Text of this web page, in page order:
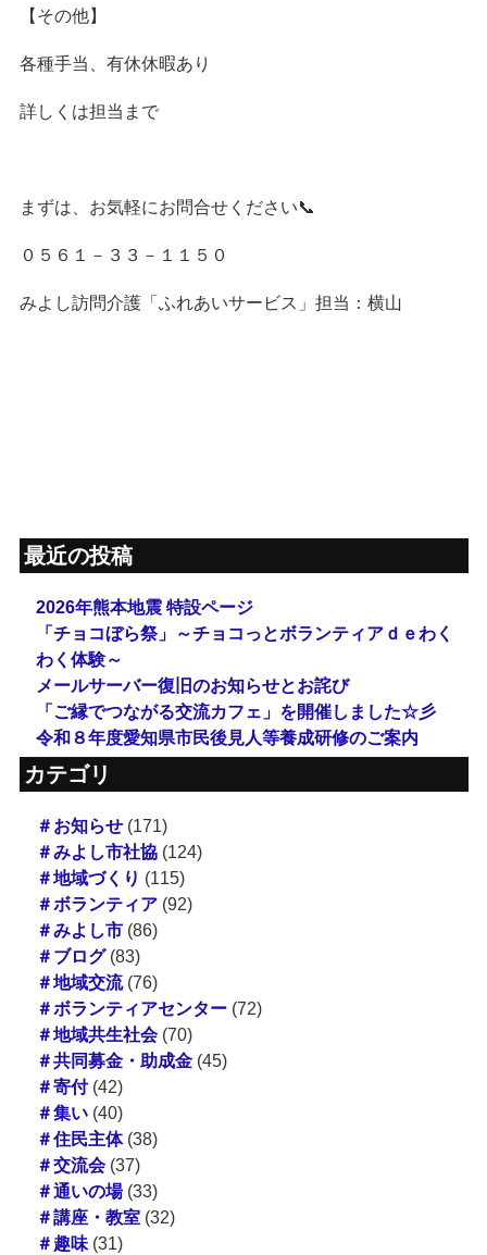
【その他】
各種手当、有休休暇あり
詳しくは担当まで
まずは、お気軽にお問合せください📞
０５６１－３３－１１５０
みよし訪問介護「ふれあいサービス」担当：横山
最近の投稿
2026年熊本地震 特設ページ
「チョコぼら祭」～チョコっとボランティアｄｅわく
わく体験～
メールサーバー復旧のお知らせとお詫び
「ご縁でつながる交流カフェ」を開催しました☆彡
令和８年度愛知県市民後見人等養成研修のご案内
カテゴリ
＃お知らせ(171)
＃みよし市社協(124)
＃地域づくり (115)
＃ボランティア(92)
＃みよし市(86)
＃ブログ(83)
＃地域交流(76)
＃ボランティアセンター(72)
＃地域共生社会(70)
＃共同募金・助成金(45)
＃寄付(42)
＃集い(40)
＃住民主体(38)
＃交流会(37)
＃通いの場(33)
＃講座・教室(32)
＃趣味(31)